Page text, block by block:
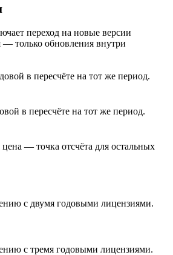
переход на новые версии
— только обновления внутри
в пересчёте на тот же период.
в пересчёте на тот же период.
— точка отсчёта для остальных
с двумя годовыми лицензиями.
с тремя годовыми лицензиями.